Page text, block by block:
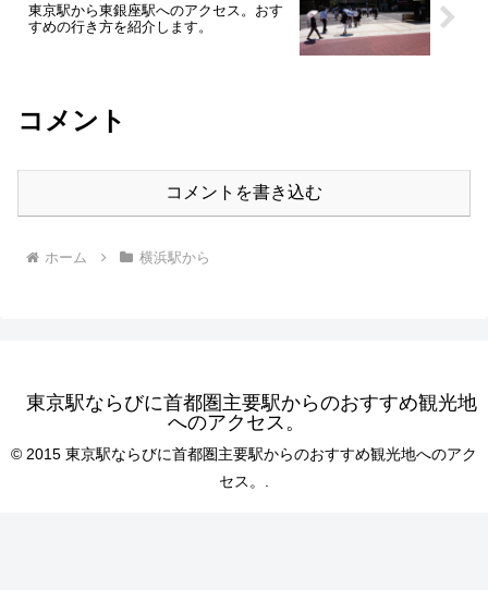
東京駅から東銀座駅へのアクセス。おす
すめの行き方を紹介します。
コメント
コメントを書き込む
ホーム 横浜駅から
東京駅ならびに首都圏主要駅からのおすすめ観光地
へのアクセス。
© 2015 東京駅ならびに首都圏主要駅からのおすすめ観光地へのアク
セス。.